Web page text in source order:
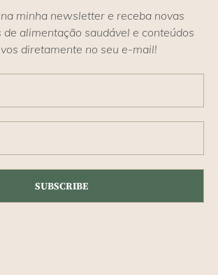
minha newsletter e receba novas
de alimentação saudável e conteúdos
diretamente no seu e-mail!